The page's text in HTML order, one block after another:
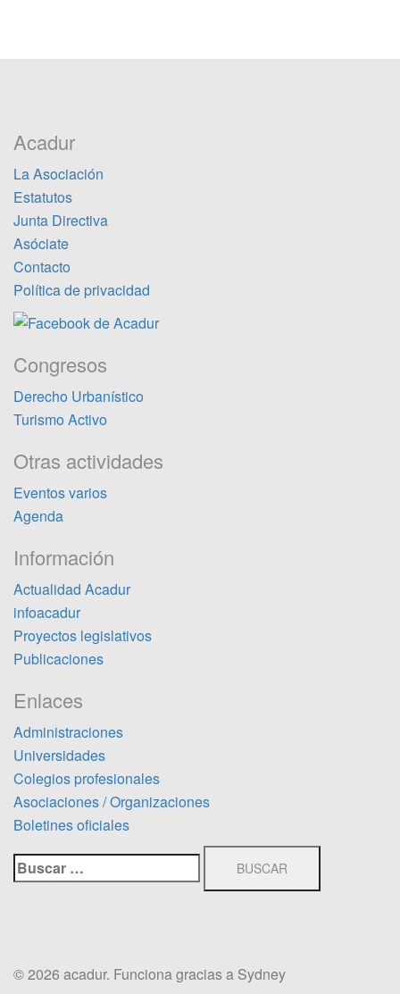
Acadur
La Asociación
Estatutos
Junta Directiva
Asóciate
Contacto
Política de privacidad
Congresos
Derecho Urbanístico
Turismo Activo
Otras actividades
Eventos varios
Agenda
Información
Actualidad Acadur
infoacadur
Proyectos legislativos
Publicaciones
Enlaces
Administraciones
Universidades
Colegios profesionales
Asociaciones / Organizaciones
Boletines oficiales
Buscar:
© 2026 acadur. Funciona gracias a Sydney